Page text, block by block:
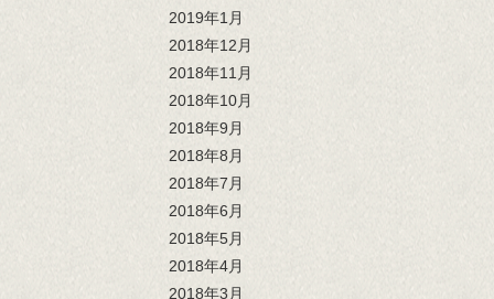
2019年1月
2018年12月
2018年11月
2018年10月
2018年9月
2018年8月
2018年7月
2018年6月
2018年5月
2018年4月
2018年3月